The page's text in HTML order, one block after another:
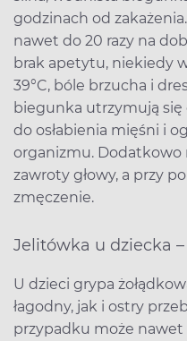
godzinach od
nawet do 20 razy na
brak apetytu, niekiedy
39°C, bóle brzucha i
biegunka utrzymują się
do osłabienia mięśni i
organizmu. Dodatkowo
zawroty głowy, a przy
zmęczenie.
Jelitówka u dziecka
U dzieci grypa
łagodny, jak i ostry
przypadku może nawet